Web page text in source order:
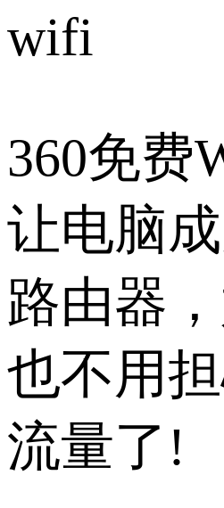
wifi
360免费
让电脑
路由器
也不用
流量了!